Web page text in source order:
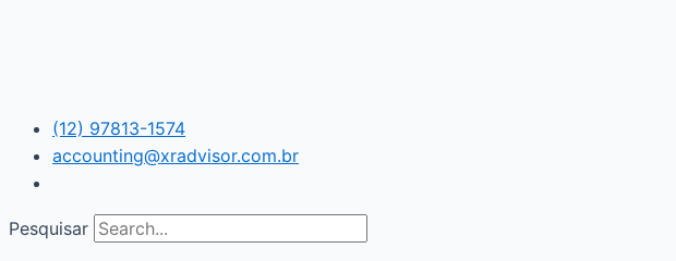
(12) 97813-1574
accounting@xradvisor.com.br
Pesquisar